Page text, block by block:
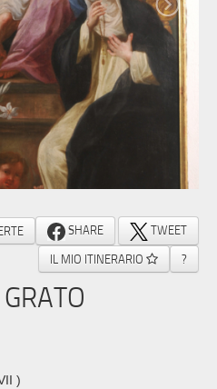
SHARE
TWEET
IL MIO ITINERARIO
?
)